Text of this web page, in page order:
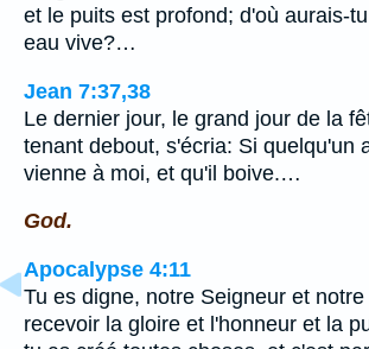
et le puits est profond; d'où aurais-
eau vive?…
Jean 7:37,38
Le dernier jour, le grand jour de la
tenant debout, s'écria: Si quelqu'un
vienne à moi, et qu'il boive.…
God.
Apocalypse 4:11
Tu es digne, notre Seigneur et
recevoir la gloire et l'honneur et la